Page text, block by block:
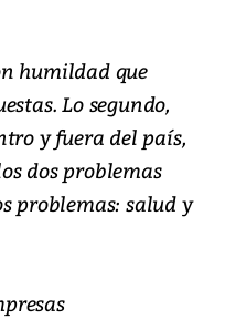
humildad que
Lo segundo,
y fuera del país,
dos problemas
problemas: salud y